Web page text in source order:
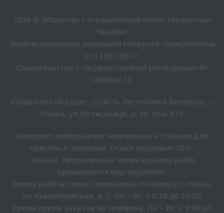
2026 © Общество с ограниченной ответственностью
"Яндейл".
Зарегистрировано решением Минского горисполкома
от 31.05.2016 г.
Свидетельство о государственной регистрации №
192656821.
Юридический адрес: 220076, Республика Беларусь, г.
Минск, ул. Мстиславца, д. 18, пом. 376
Интернет-гипермаркет медтехники и товаров для
красоты и здоровья "Скажи здоровью "Да!".
Заказы, оформленные через корзину сайта
принимаются круглосуточно.
Время работы точки самовывоза по адресу г. Минск,
ул. Академическая, д. 7: Пн – Вс: с 8:30 до 20:30.
Время прёма заказов по телефону: Пн – Вс: с 9:00 до